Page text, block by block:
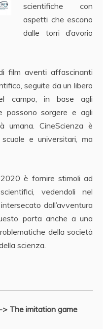
scientifiche con
aspetti che escono
dalle torri d’avorio
film aventi affascinanti
seguite da un libero
campo, in base agli
possono sorgere e agli
umana. CineScienza è
e universitari, ma
è fornire stimoli ad
vedendoli nel
dall’avventura
porta anche a una
della società
scienza.
The imitation game